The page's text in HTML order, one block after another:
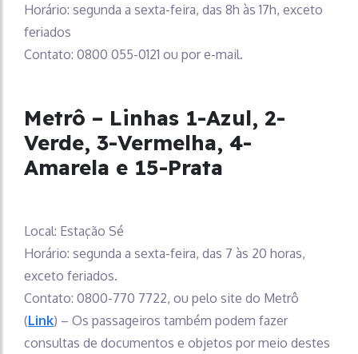
Horário: segunda a sexta-feira, das 8h às 17h, exceto
feriados
Contato: 0800 055-0121 ou por e-mail.
Metrô – Linhas 1-Azul, 2-
Verde, 3-Vermelha, 4-
Amarela e 15-Prata
Local: Estação Sé
Horário: segunda a sexta-feira, das 7 às 20 horas,
exceto feriados.
Contato: 0800-770 7722, ou pelo site do Metrô
(Link) – Os passageiros também podem fazer
consultas de documentos e objetos por meio destes